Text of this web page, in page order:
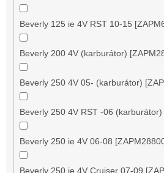
Beverly 125 ie 4V RST 10-15
Beverly 200 4V (karburátor)
Beverly 250 4V 05- (karburátor)
Beverly 250 4V RST -06
Beverly 250 ie 4V 06-08
Beverly 250 ie 4V Cruiser 07-09